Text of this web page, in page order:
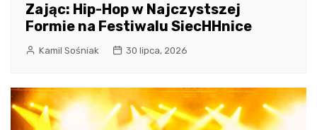
Zając: Hip-Hop w Najczystszej
Formie na Festiwalu SiecHHnice
Kamil Sośniak 30 lipca, 2026